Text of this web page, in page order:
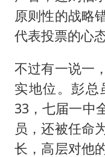
原则性的战略
代表投票的心态
不过有一说一
实地位。彭
33，七届一中
员，还被任命
长，高层对他